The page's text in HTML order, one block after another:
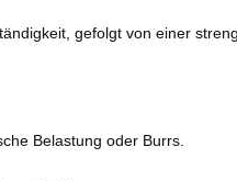
gefolgt von einer
Belastung oder Burrs.